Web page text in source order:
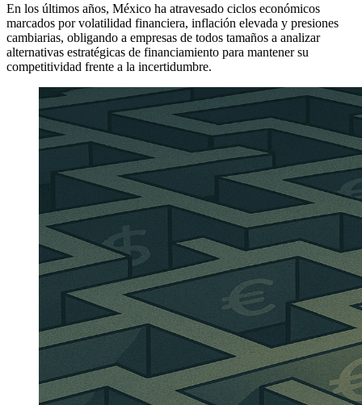
En los últimos años, México ha atravesado ciclos económicos
marcados por volatilidad financiera, inflación elevada y presiones
cambiarias, obligando a empresas de todos tamaños a analizar
alternativas estratégicas de financiamiento para mantener su
competitividad frente a la incertidumbre.